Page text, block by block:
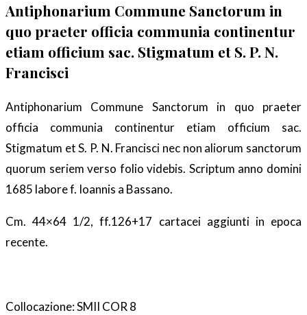
Antiphonarium Commune Sanctorum in
quo praeter officia communia continentur
etiam officium sac. Stigmatum et S. P. N.
Francisci
Antiphonarium Commune Sanctorum in quo praeter
officia communia continentur etiam officium sac.
Stigmatum et S. P. N. Francisci nec non aliorum sanctorum
quorum seriem verso folio videbis. Scriptum anno domini
1685 labore f. Ioannis a Bassano.
Cm. 44×64 1/2, ff.126+17 cartacei aggiunti in epoca
recente.
Collocazione: SMII COR 8